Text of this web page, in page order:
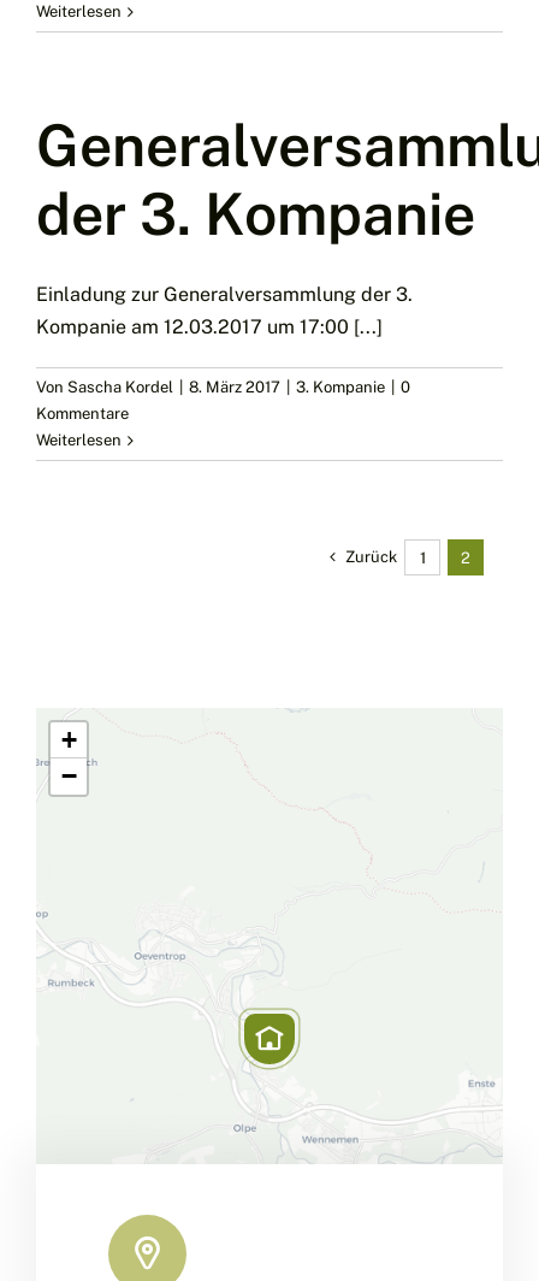
Weiterlesen
der 3. Kompanie
Einladung zur Generalversammlung der 3.
Kompanie am 12.03.2017 um 17:00 [...]
Von Sascha Kordel 8. März 2017 3. Kompanie
0
Kommentare
Weiterlesen
Zurück 1 2
+
−